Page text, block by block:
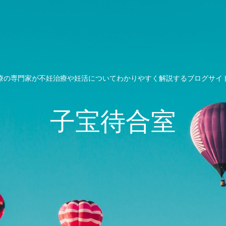
の専門家が不妊治療や妊活についてわかりやすく解説するブログサイ
子宝待合室